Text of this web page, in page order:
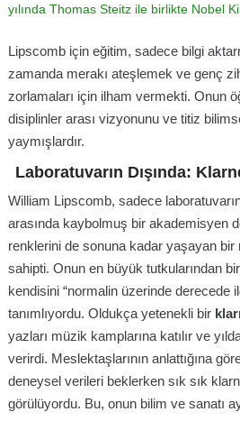
yılında Thomas Steitz ile birlikte Nobel
Lipscomb için eğitim, sadece bilgi
zamanda merakı ateşlemek ve genç
zorlamaları için ilham vermekti. Onun
disiplinler arası vizyonunu ve titiz
yaymışlardır.
Laboratuvarın Dışında:
William Lipscomb, sadece
arasında kaybolmuş bir akademisyen
renklerini de sonuna kadar yaşayan bir
sahipti. Onun en büyük tutkularından
kendisini “normalin üzerinde derecede
tanımlıyordu. Oldukça yetenekli bir
yazları müzik kamplarına katılır ve
verirdi. Meslektaşlarının anlattığına
deneysel verileri beklerken sık sık
görülüyordu. Bu, onun bilim ve sanatı